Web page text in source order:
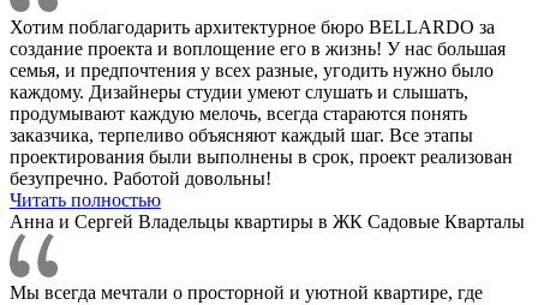
Хотим поблагодарить архитектурное бюро BELLARDO за
создание проекта и воплощение его в жизнь! У нас большая
семья, и предпочтения у всех разные, угодить нужно было
каждому. Дизайнеры студии умеют слушать и слышать,
продумывают каждую мелочь, всегда стараются понять
заказчика, терпеливо объясняют каждый шаг. Все этапы
проектирования были выполнены в срок, проект реализован
безупречно. Работой довольны!
Читать полностью
Анна и Сергей Владельцы квартиры в ЖК Садовые Кварталы
Мы всегда мечтали о просторной и уютной квартире, где